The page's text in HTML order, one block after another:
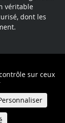
sur ceux
véritable
dont les